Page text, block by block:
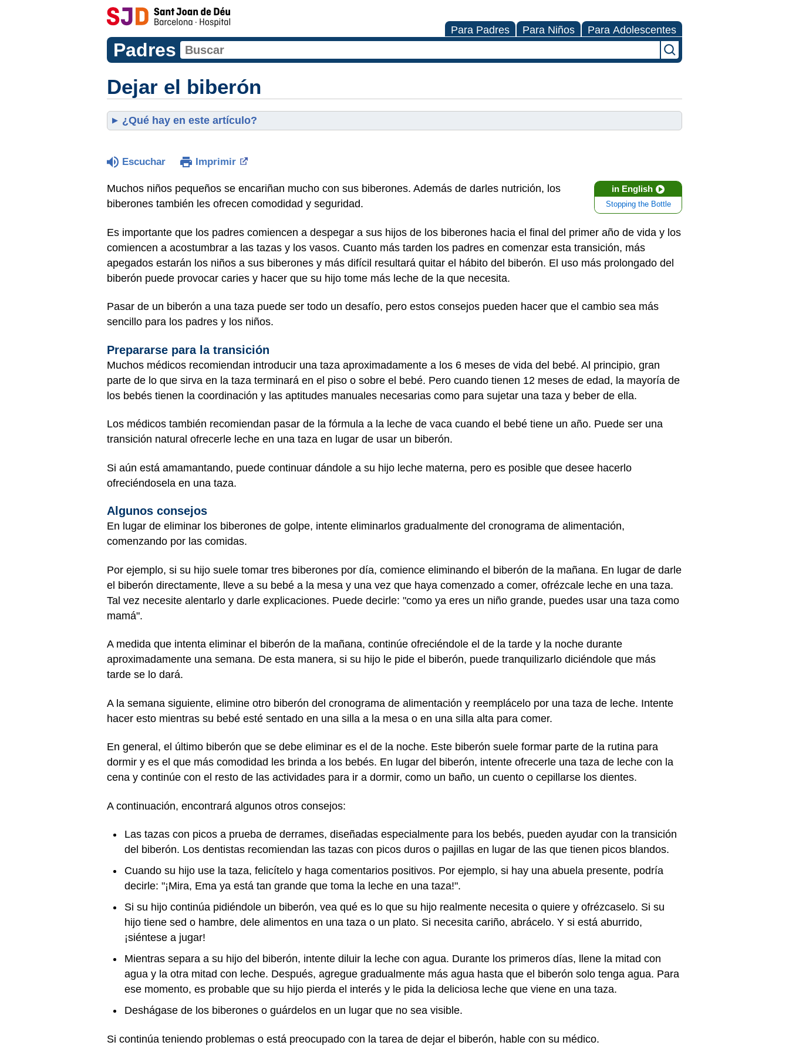
Para Padres Para Niños Para Adolescentes
Padres
Dejar el biberón
¿Qué hay en este artículo?
Escuchar Imprimir
in English
Stopping the Bottle
Muchos niños pequeños se encariñan mucho con sus biberones. Además de darles nutrición, los
biberones también les ofrecen comodidad y seguridad.
Es importante que los padres comiencen a despegar a sus hijos de los biberones hacia el final del primer año de vida y los
comiencen a acostumbrar a las tazas y los vasos. Cuanto más tarden los padres en comenzar esta transición, más
apegados estarán los niños a sus biberones y más difícil resultará quitar el hábito del biberón. El uso más prolongado del
biberón puede provocar caries y hacer que su hijo tome más leche de la que necesita.
Pasar de un biberón a una taza puede ser todo un desafío, pero estos consejos pueden hacer que el cambio sea más
sencillo para los padres y los niños.
Prepararse para la transición
Muchos médicos recomiendan introducir una taza aproximadamente a los 6 meses de vida del bebé. Al principio, gran
parte de lo que sirva en la taza terminará en el piso o sobre el bebé. Pero cuando tienen 12 meses de edad, la mayoría de
los bebés tienen la coordinación y las aptitudes manuales necesarias como para sujetar una taza y beber de ella.
Los médicos también recomiendan pasar de la fórmula a la leche de vaca cuando el bebé tiene un año. Puede ser una
transición natural ofrecerle leche en una taza en lugar de usar un biberón.
Si aún está amamantando, puede continuar dándole a su hijo leche materna, pero es posible que desee hacerlo
ofreciéndosela en una taza.
Algunos consejos
En lugar de eliminar los biberones de golpe, intente eliminarlos gradualmente del cronograma de alimentación,
comenzando por las comidas.
Por ejemplo, si su hijo suele tomar tres biberones por día, comience eliminando el biberón de la mañana. En lugar de darle
el biberón directamente, lleve a su bebé a la mesa y una vez que haya comenzado a comer, ofrézcale leche en una taza.
Tal vez necesite alentarlo y darle explicaciones. Puede decirle: "como ya eres un niño grande, puedes usar una taza como
mamá".
A medida que intenta eliminar el biberón de la mañana, continúe ofreciéndole el de la tarde y la noche durante
aproximadamente una semana. De esta manera, si su hijo le pide el biberón, puede tranquilizarlo diciéndole que más
tarde se lo dará.
A la semana siguiente, elimine otro biberón del cronograma de alimentación y reemplácelo por una taza de leche. Intente
hacer esto mientras su bebé esté sentado en una silla a la mesa o en una silla alta para comer.
En general, el último biberón que se debe eliminar es el de la noche. Este biberón suele formar parte de la rutina para
dormir y es el que más comodidad les brinda a los bebés. En lugar del biberón, intente ofrecerle una taza de leche con la
cena y continúe con el resto de las actividades para ir a dormir, como un baño, un cuento o cepillarse los dientes.
A continuación, encontrará algunos otros consejos:
Las tazas con picos a prueba de derrames, diseñadas especialmente para los bebés, pueden ayudar con la transición
del biberón. Los dentistas recomiendan las tazas con picos duros o pajillas en lugar de las que tienen picos blandos.
Cuando su hijo use la taza, felicítelo y haga comentarios positivos. Por ejemplo, si hay una abuela presente, podría
decirle: "¡Mira, Ema ya está tan grande que toma la leche en una taza!".
Si su hijo continúa pidiéndole un biberón, vea qué es lo que su hijo realmente necesita o quiere y ofrézcaselo. Si su
hijo tiene sed o hambre, dele alimentos en una taza o un plato. Si necesita cariño, abrácelo. Y si está aburrido,
¡siéntese a jugar!
Mientras separa a su hijo del biberón, intente diluir la leche con agua. Durante los primeros días, llene la mitad con
agua y la otra mitad con leche. Después, agregue gradualmente más agua hasta que el biberón solo tenga agua. Para
ese momento, es probable que su hijo pierda el interés y le pida la deliciosa leche que viene en una taza.
Deshágase de los biberones o guárdelos en un lugar que no sea visible.
Si continúa teniendo problemas o está preocupado con la tarea de dejar el biberón, hable con su médico.